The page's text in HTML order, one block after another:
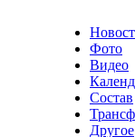
Фото
Видео
Состав
Другое